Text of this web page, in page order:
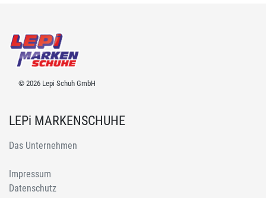
© 2026 Lepi Schuh GmbH
LEPi MARKENSCHUHE
Das Unternehmen
Impressum
Datenschutz